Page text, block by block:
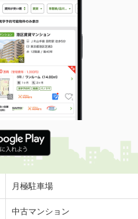
月極駐車場
中古マンション